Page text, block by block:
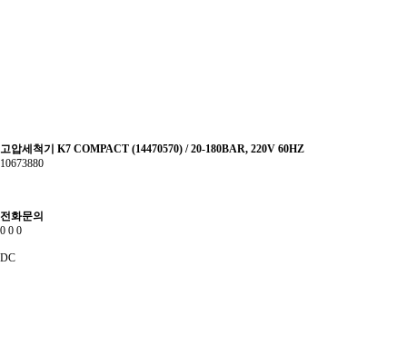
고압세척기 K7 COMPACT (14470570) / 20-180BAR, 220V 60HZ
10673880
전화문의
0 0 0
DC